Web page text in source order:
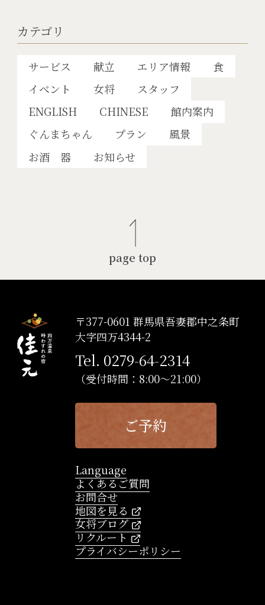
カテゴリ
サービス 献立 エリア情報
食
イベント
女将
スタッフ
ENGLISH
CHINESE
館内案内
ぐんまちゃん
プラン
風景
お酒 器
お知らせ
page top
〒377-0601 群馬県吾妻郡中之条町
大字四万4344-2
Tel. 0279-64-2314
（受付時間：8:00～21:00）
ご予約
Language
よくあるご質問
お問合せ
地図を見る
女将ブログ
リクルート
プライバシーポリシー